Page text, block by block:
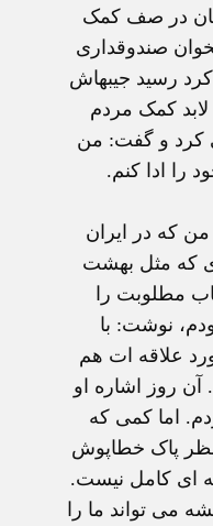
در صف کمک
صندوقداری
رسيد جيبهاش
کمک مردم
کرد و گفت: من
را ادا کنم.
من که در ايران
ای که مثل بهشت
مطلوبت را
نوشت: با
علاقه ات هم
روز اشاره او
اما کمی که
نظر پاک خطاپوش
ای کامل نيست.
می تواند ما را